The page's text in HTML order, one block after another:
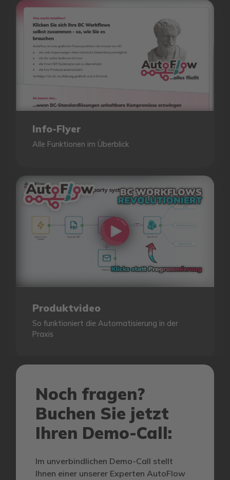
Info-Flyer
Alle Funktionen im Überblick
Produktvideo
So funktioniert die Automatisierung in der
Praxis
Noch fragen?
Buchen Sie jetzt
Ihren Demo-Call:
Im unverbindlichen Demo-Call stellt
Ihnen einer unserer Experten AutoFlow